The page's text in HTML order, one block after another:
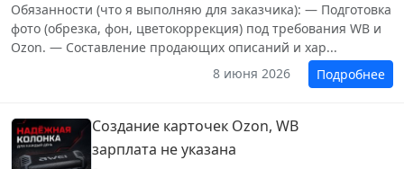
Обязанности (что я выполняю для заказчика): — Подготовка
фото (обрезка, фон, цветокоррекция) под требования WB и
Ozon. — Составление продающих описаний и хар...
8 июня 2026
Подробнее
Создание карточек Ozon, WB
зарплата не указана